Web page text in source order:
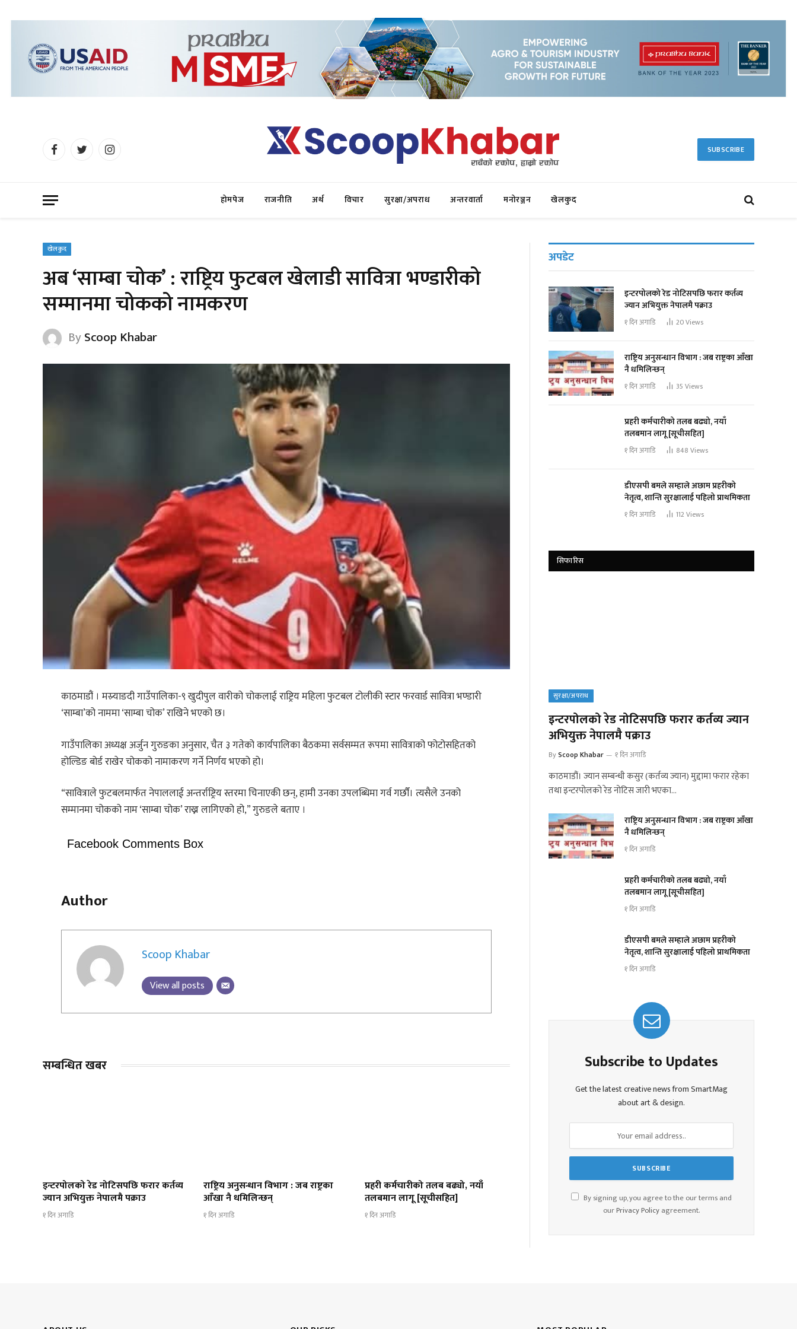
FacebookTwitterInstagram SUBSCRIBE
होमपेज राजनीति अर्थ विचार सुरक्षा/अपराध अन्तरवार्ता मनोरञ्जन खेलकुद
खेलकुद
अब ‘साम्बा चोक’ : राष्ट्रिय फुटबल खेलाडी सावित्रा भण्डारीको
सम्मानमा चोकको नामकरण
ByScoop Khabar
काठमाडौं । मस्र्याङदी गाउँपालिका-९ खुदीपुल वारीको चोकलाई राष्ट्रिय महिला फुटबल टोलीकी स्टार फरवार्ड सावित्रा भण्डारी
‘साम्बा’को नाममा ‘साम्बा चोक’ राखिने भएको छ।
गाउँपालिका अध्यक्ष अर्जुन गुरुङका अनुसार, चैत ३ गतेको कार्यपालिका बैठकमा सर्वसम्मत रूपमा सावित्राको फोटोसहितको
होल्डिङ बोर्ड राखेर चोकको नामाकरण गर्ने निर्णय भएको हो।
“सावित्राले फुटबलमार्फत नेपाललाई अन्तर्राष्ट्रिय स्तरमा चिनाएकी छन्, हामी उनका उपलब्धिमा गर्व गर्छौं। त्यसैले उनको
सम्मानमा चोकको नाम ‘साम्बा चोक’ राख्न लागिएको हो,” गुरुङले बताए ।
Facebook Comments Box
Author
Scoop Khabar
View all posts
सम्बन्धित खबर
इन्टरपोलको रेड नोटिसपछि फरार कर्तव्य
ज्यान अभियुक्त नेपालमै पक्राउ
१ दिन अगाडि
राष्ट्रिय अनुसन्धान विभाग : जब राष्ट्रका
आँखा नै धमिलिन्छन्
१ दिन अगाडि
प्रहरी कर्मचारीको तलब बढ्यो, नयाँ
तलबमान लागू [सूचीसहित]
१ दिन अगाडि
अपडेट
इन्टरपोलको रेड नोटिसपछि फरार कर्तव्य
ज्यान अभियुक्त नेपालमै पक्राउ
१ दिन अगाडि 20Views
राष्ट्रिय अनुसन्धान विभाग : जब राष्ट्रका आँखा
नै धमिलिन्छन्
१ दिन अगाडि 35 Views
प्रहरी कर्मचारीको तलब बढ्यो, नयाँ
तलबमान लागू [सूचीसहित]
१ दिन अगाडि 848 Views
डीएसपी बमले सम्हाले अछाम प्रहरीको
नेतृत्व, शान्ति सुरक्षालाई पहिलो प्राथमिकता
१ दिन अगाडि 112 Views
सिफारिस
सुरक्षा/अपराध
इन्टरपोलको रेड नोटिसपछि फरार कर्तव्य ज्यान
अभियुक्त नेपालमै पक्राउ
ByScoop Khabar १ दिन अगाडि
काठमाडौं। ज्यान सम्बन्धी कसुर (कर्तव्य ज्यान) मुद्दामा फरार रहेका
तथा इन्टरपोलको रेड नोटिस जारी भएका…
राष्ट्रिय अनुसन्धान विभाग : जब राष्ट्रका आँखा
नै धमिलिन्छन्
१ दिन अगाडि
प्रहरी कर्मचारीको तलब बढ्यो, नयाँ
तलबमान लागू [सूचीसहित]
१ दिन अगाडि
डीएसपी बमले सम्हाले अछाम प्रहरीको
नेतृत्व, शान्ति सुरक्षालाई पहिलो प्राथमिकता
१ दिन अगाडि
Subscribe to Updates
Get the latest creative news from SmartMag
about art & design.
By signing up, you agree to the our terms and
ourPrivacy Policyagreement.